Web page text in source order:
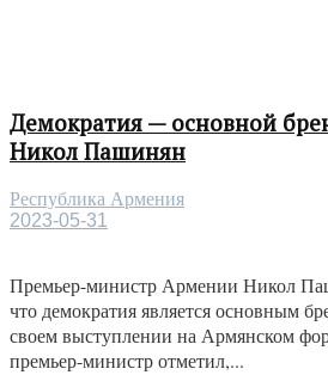
Демократия — основной
Никол Пашинян
Республика Армения
2023-05-31
Премьер-министр Армении Никол
что демократия является основным
своем выступлении на Армянском
премьер-министр отметил,...